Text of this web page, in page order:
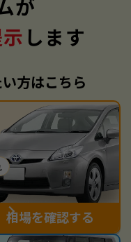
が
します
方はこちら
相場を確認する